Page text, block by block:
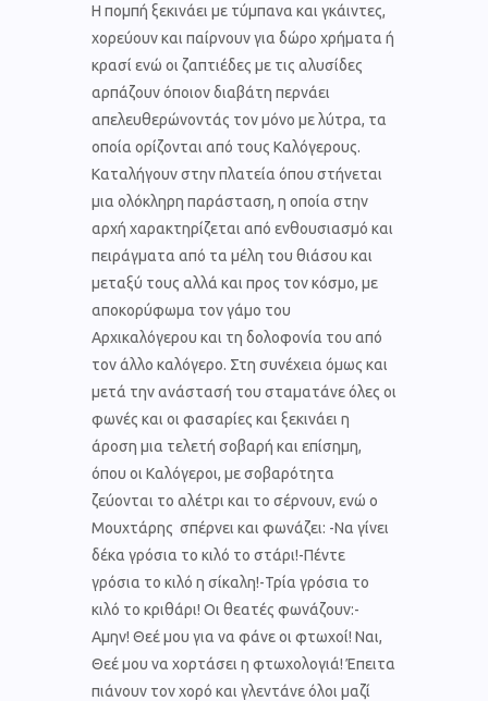
Η πομπή ξεκινάει με τύμπανα και γκάιντες,
χορεύουν και παίρνουν για δώρο χρήματα ή
κρασί ενώ οι ζαπτιέδες με τις αλυσίδες
αρπάζουν όποιον διαβάτη περνάει
απελευθερώνοντάς τον μόνο με λύτρα, τα
οποία ορίζονται από τους Καλόγερους.
Καταλήγουν στην πλατεία όπου στήνεται
μια ολόκληρη παράσταση, η οποία στην
αρχή χαρακτηρίζεται από ενθουσιασμό και
πειράγματα από τα μέλη του θιάσου και
μεταξύ τους αλλά και προς τον κόσμο, με
αποκορύφωμα τον γάμο του
Αρχικαλόγερου και τη δολοφονία του από
τον άλλο καλόγερο. Στη συνέχεια όμως και
μετά την ανάστασή του σταματάνε όλες οι
φωνές και οι φασαρίες και ξεκινάει η
άροση μια τελετή σοβαρή και επίσημη,
όπου οι Καλόγεροι, με σοβαρότητα
ζεύονται το αλέτρι και το σέρνουν, ενώ ο
Μουχτάρης σπέρνει και φωνάζει: -Να γίνει
δέκα γρόσια το κιλό το στάρι!-Πέντε
γρόσια το κιλό η σίκαλη!-Τρία γρόσια το
κιλό το κριθάρι! Οι θεατές φωνάζουν:-
Αμην! Θεέ μου για να φάνε οι φτωχοί! Ναι,
Θεέ μου να χορτάσει η φτωχολογιά! Έπειτα
πιάνουν τον χορό και γλεντάνε όλοι μαζί